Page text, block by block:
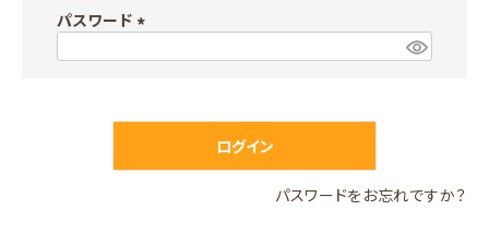
パスワード
)
ログイン
パスワードをお忘れですか？